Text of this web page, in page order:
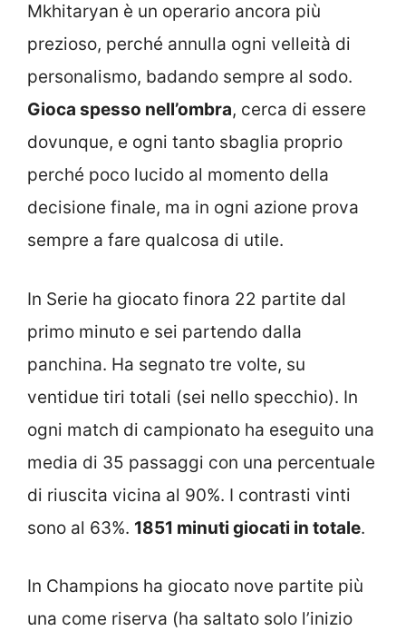
Mkhitaryan è un operario ancora più
prezioso, perché annulla ogni velleità di
personalismo, badando sempre al sodo.
Gioca spesso nell’ombra, cerca di essere
dovunque, e ogni tanto sbaglia proprio
perché poco lucido al momento della
decisione finale, ma in ogni azione prova
sempre a fare qualcosa di utile.
In Serie ha giocato finora 22 partite dal
primo minuto e sei partendo dalla
panchina. Ha segnato tre volte, su
ventidue tiri totali (sei nello specchio). In
ogni match di campionato ha eseguito una
media di 35 passaggi con una percentuale
di riuscita vicina al 90%. I contrasti vinti
sono al 63%. 1851 minuti giocati in totale.
In Champions ha giocato nove partite più
una come riserva (ha saltato solo l’inizio